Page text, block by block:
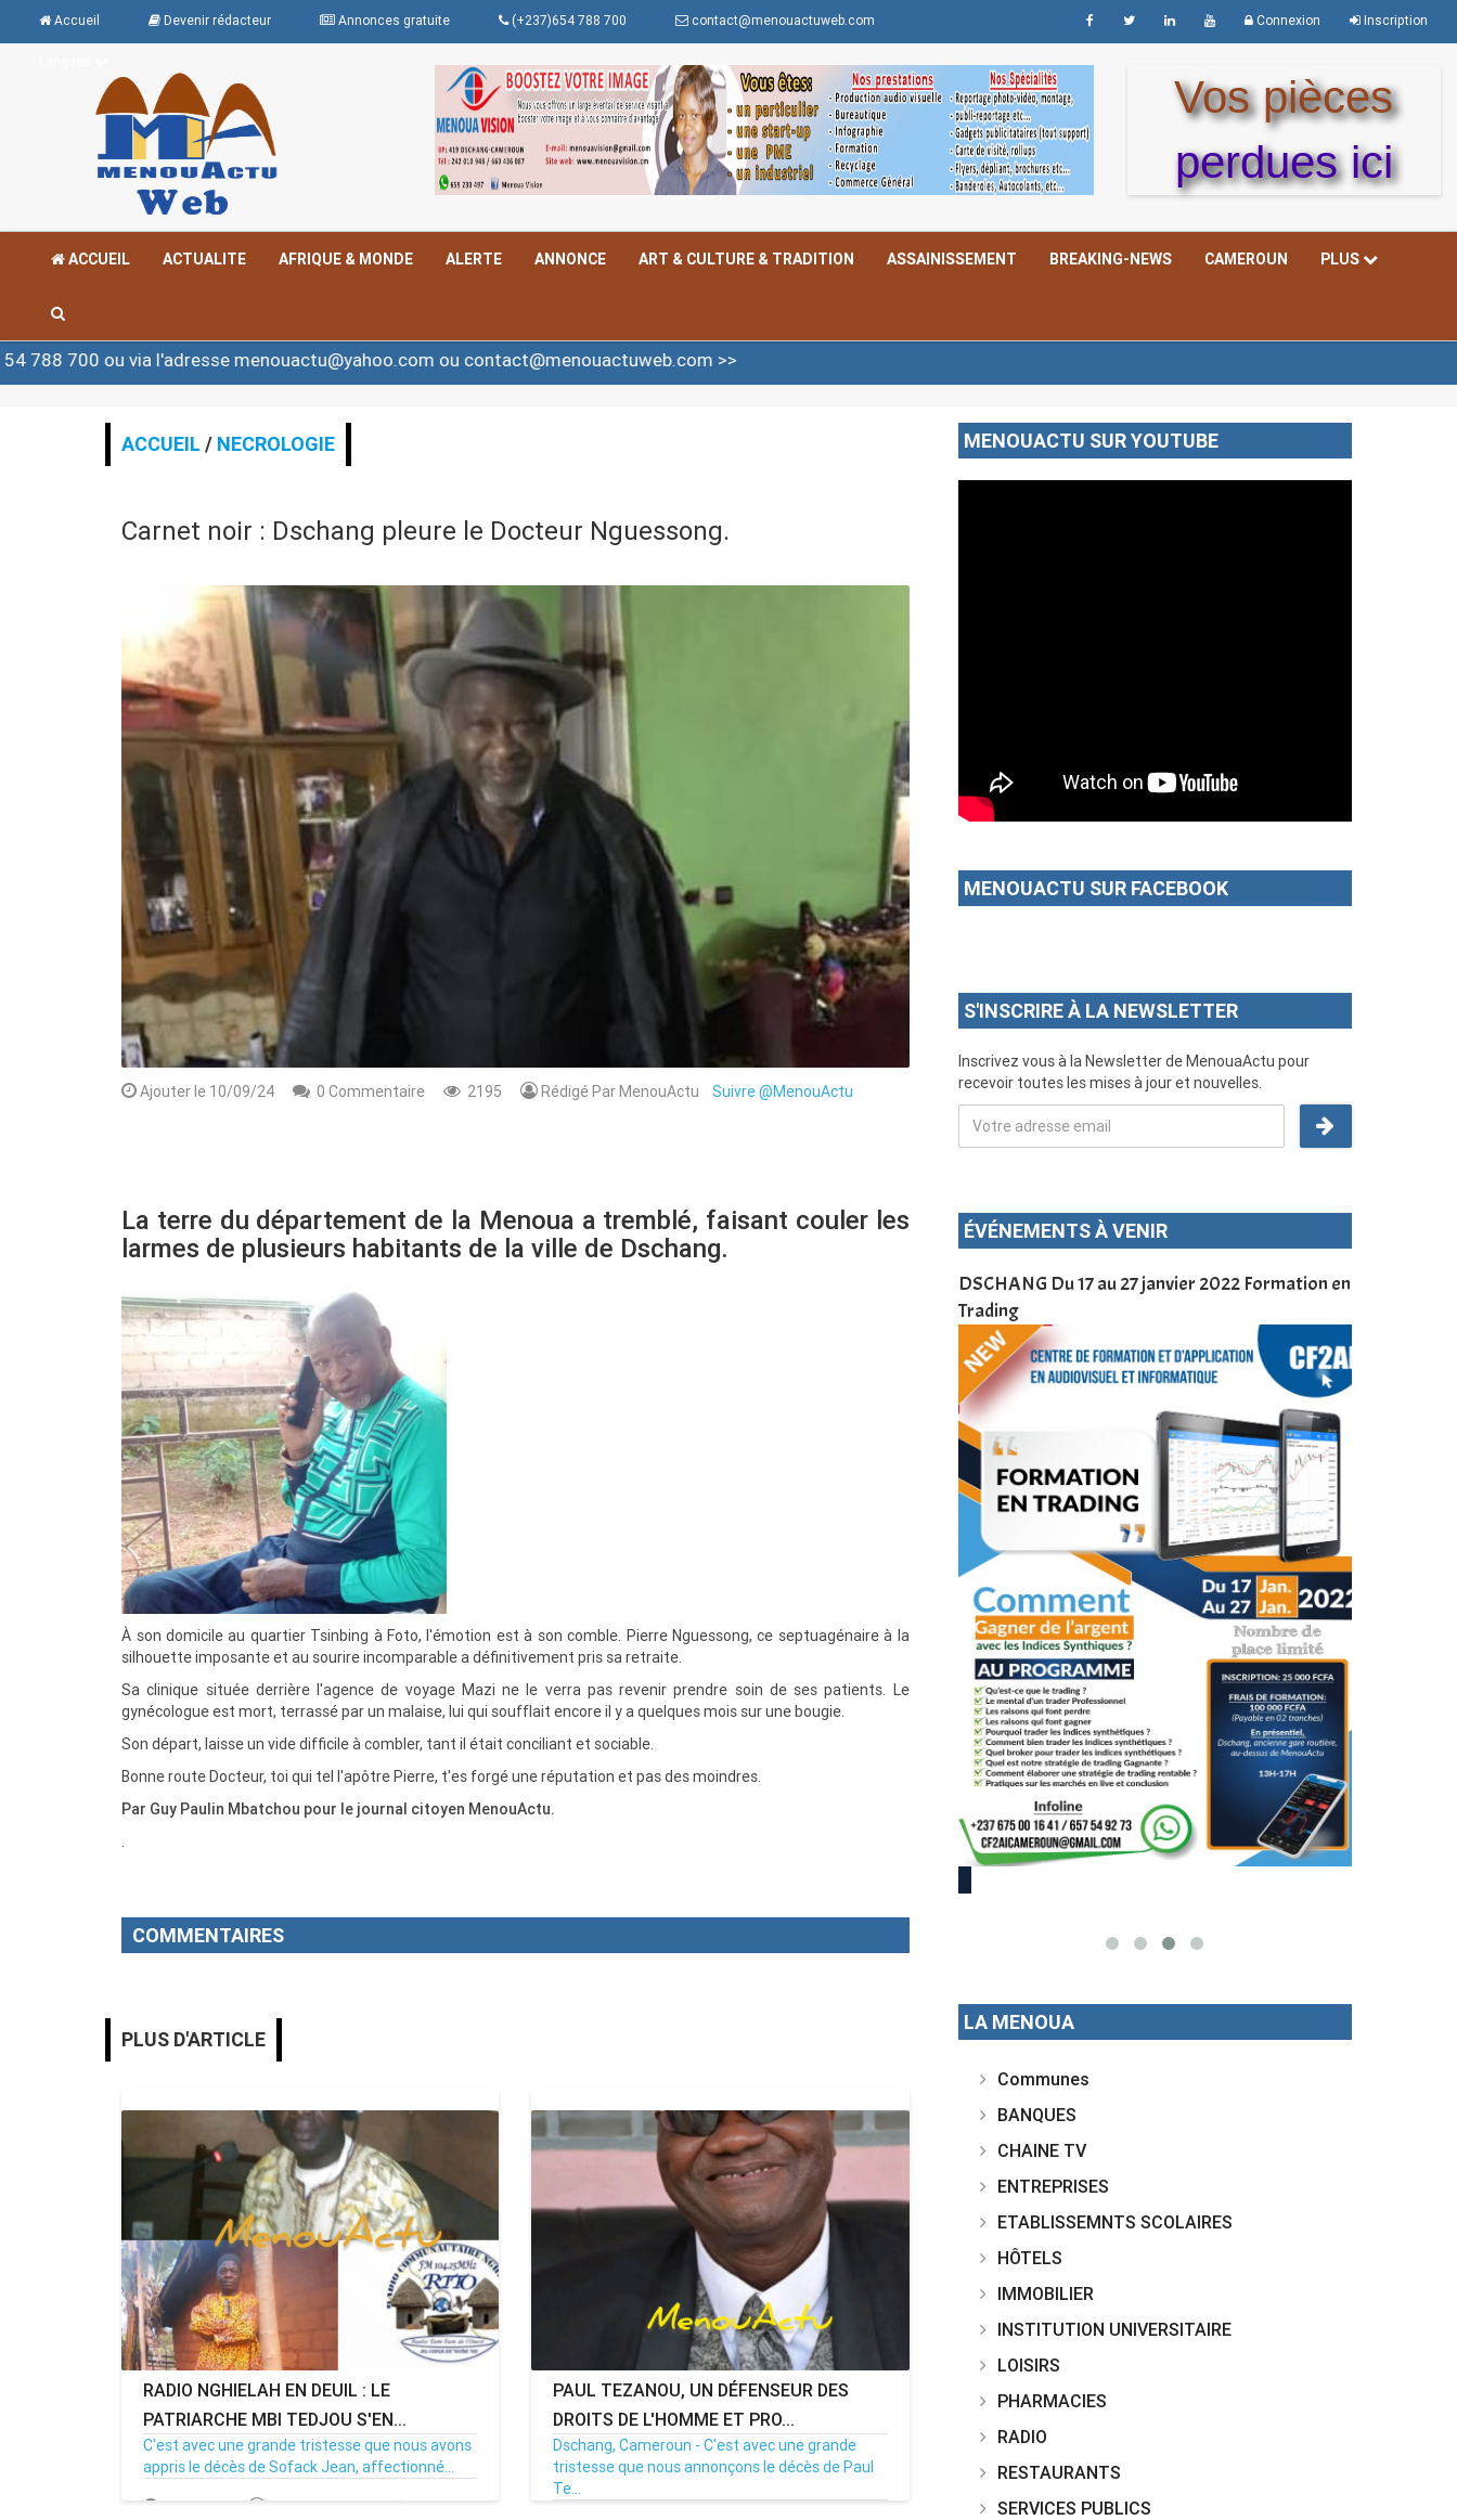
Accueil Devenir rédacteur Annonces gratuite (+237)654 788 700 contact@menouactuweb.com Connexion Inscription
Vos pièces
perdues ici
ACCUEIL ACTUALITE AFRIQUE & MONDE ALERTE ANNONCE ART & CULTURE & TRADITION ASSAINISSEMENT BREAKING-NEWS CAMEROUN PLUS
l'adresse menouactu@yahoo.com ou contact@menouactuweb.com >>
ACCUEIL / NECROLOGIE
Carnet noir : Dschang pleure le Docteur Nguessong.
Ajouter le 10/09/24 0 Commentaire 2195 Rédigé Par MenouActuSuivre @MenouActu
La terre du département de la Menoua a tremblé, faisant couler les
larmes de plusieurs habitants de la ville de Dschang.
À son domicile au quartier Tsinbing à Foto, l'émotion est à son comble. Pierre Nguessong, ce septuagénaire à la
silhouette imposante et au sourire incomparable a définitivement pris sa retraite.
Sa clinique située derrière l'agence de voyage Mazi ne le verra pas revenir prendre soin de ses patients. Le
gynécologue est mort, terrassé par un malaise, lui qui soufflait encore il y a quelques mois sur une bougie.
Son départ, laisse un vide difficile à combler, tant il était conciliant et sociable.
Bonne route Docteur, toi qui tel l'apôtre Pierre, t'es forgé une réputation et pas des moindres.
Par Guy Paulin Mbatchou pour le journal citoyen MenouActu.
.
COMMENTAIRES
PLUS D'ARTICLE
RADIO NGHIELAH EN DEUIL : LE
PATRIARCHE MBI TEDJOU S'EN...
C'est avec une grande tristesse que nous avons
appris le décès de Sofack Jean, affectionné...
17/03/26 Par MenouActu 0
PAUL TEZANOU, UN DÉFENSEUR DES
DROITS DE L'HOMME ET PRO...
Dschang, Cameroun - C'est avec une grande
tristesse que nous annonçons le décès de Paul
Te...
MENOUACTU SUR YOUTUBE
MENOUACTU SUR FACEBOOK
S'INSCRIRE À LA NEWSLETTER
Inscrivez vous à la Newsletter de MenouaActu pour
recevoir toutes les mises à jour et nouvelles.
ÉVÉNEMENTS À VENIR
une formation de qualité, un métier
DSCHANG Du 17 au 27 janvier 2022 Formation en
Trading
Cameroun
LA MENOUA
Communes
BANQUES
CHAINE TV
ENTREPRISES
ETABLISSEMNTS SCOLAIRES
HÔTELS
IMMOBILIER
INSTITUTION UNIVERSITAIRE
LOISIRS
PHARMACIES
RADIO
RESTAURANTS
SERVICES PUBLICS